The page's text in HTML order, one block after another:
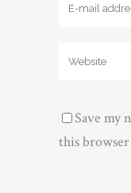
Save my
this